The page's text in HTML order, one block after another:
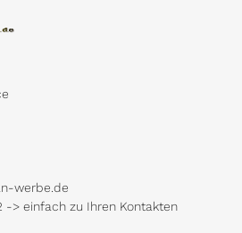
werbe.de
-> einfach zu Ihren Kontakten